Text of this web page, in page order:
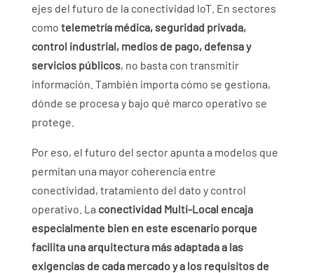
ejes del futuro de la conectividad IoT. En sectores
como telemetría médica, seguridad privada,
control industrial, medios de pago, defensa y
servicios públicos, no basta con transmitir
información. También importa cómo se gestiona,
dónde se procesa y bajo qué marco operativo se
protege.
Por eso, el futuro del sector apunta a modelos que
permitan una mayor coherencia entre
conectividad, tratamiento del dato y control
operativo. La conectividad Multi-Local encaja
especialmente bien en este escenario porque
facilita una arquitectura más adaptada a las
exigencias de cada mercado y a los requisitos de